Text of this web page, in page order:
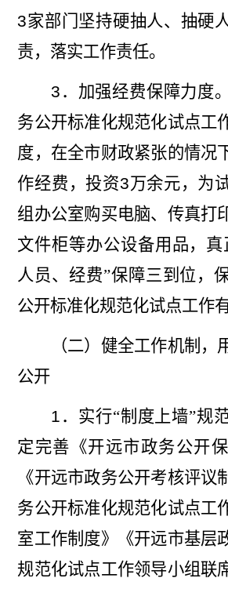
3家部门坚持硬抽人、抽硬
责，落实工作责任。
3 ．加强经费保障力度
务公开标准化规范化试点工
度，在全市财政紧张的情况
作经费，投资3万余元，为
组办公室购买电脑、传真打
文件柜等办公设备用品，真
人员、经费”保障三到位，
公开标准化规范化试点工作
（二）健全工作机制，
公开
1 ．实行“制度上墙”规
定完善《开远市政务公开
《开远市政务公开考核评议
务公开标准化规范化试点工
室工作制度》《开远市基层
规范化试点工作领导小组联